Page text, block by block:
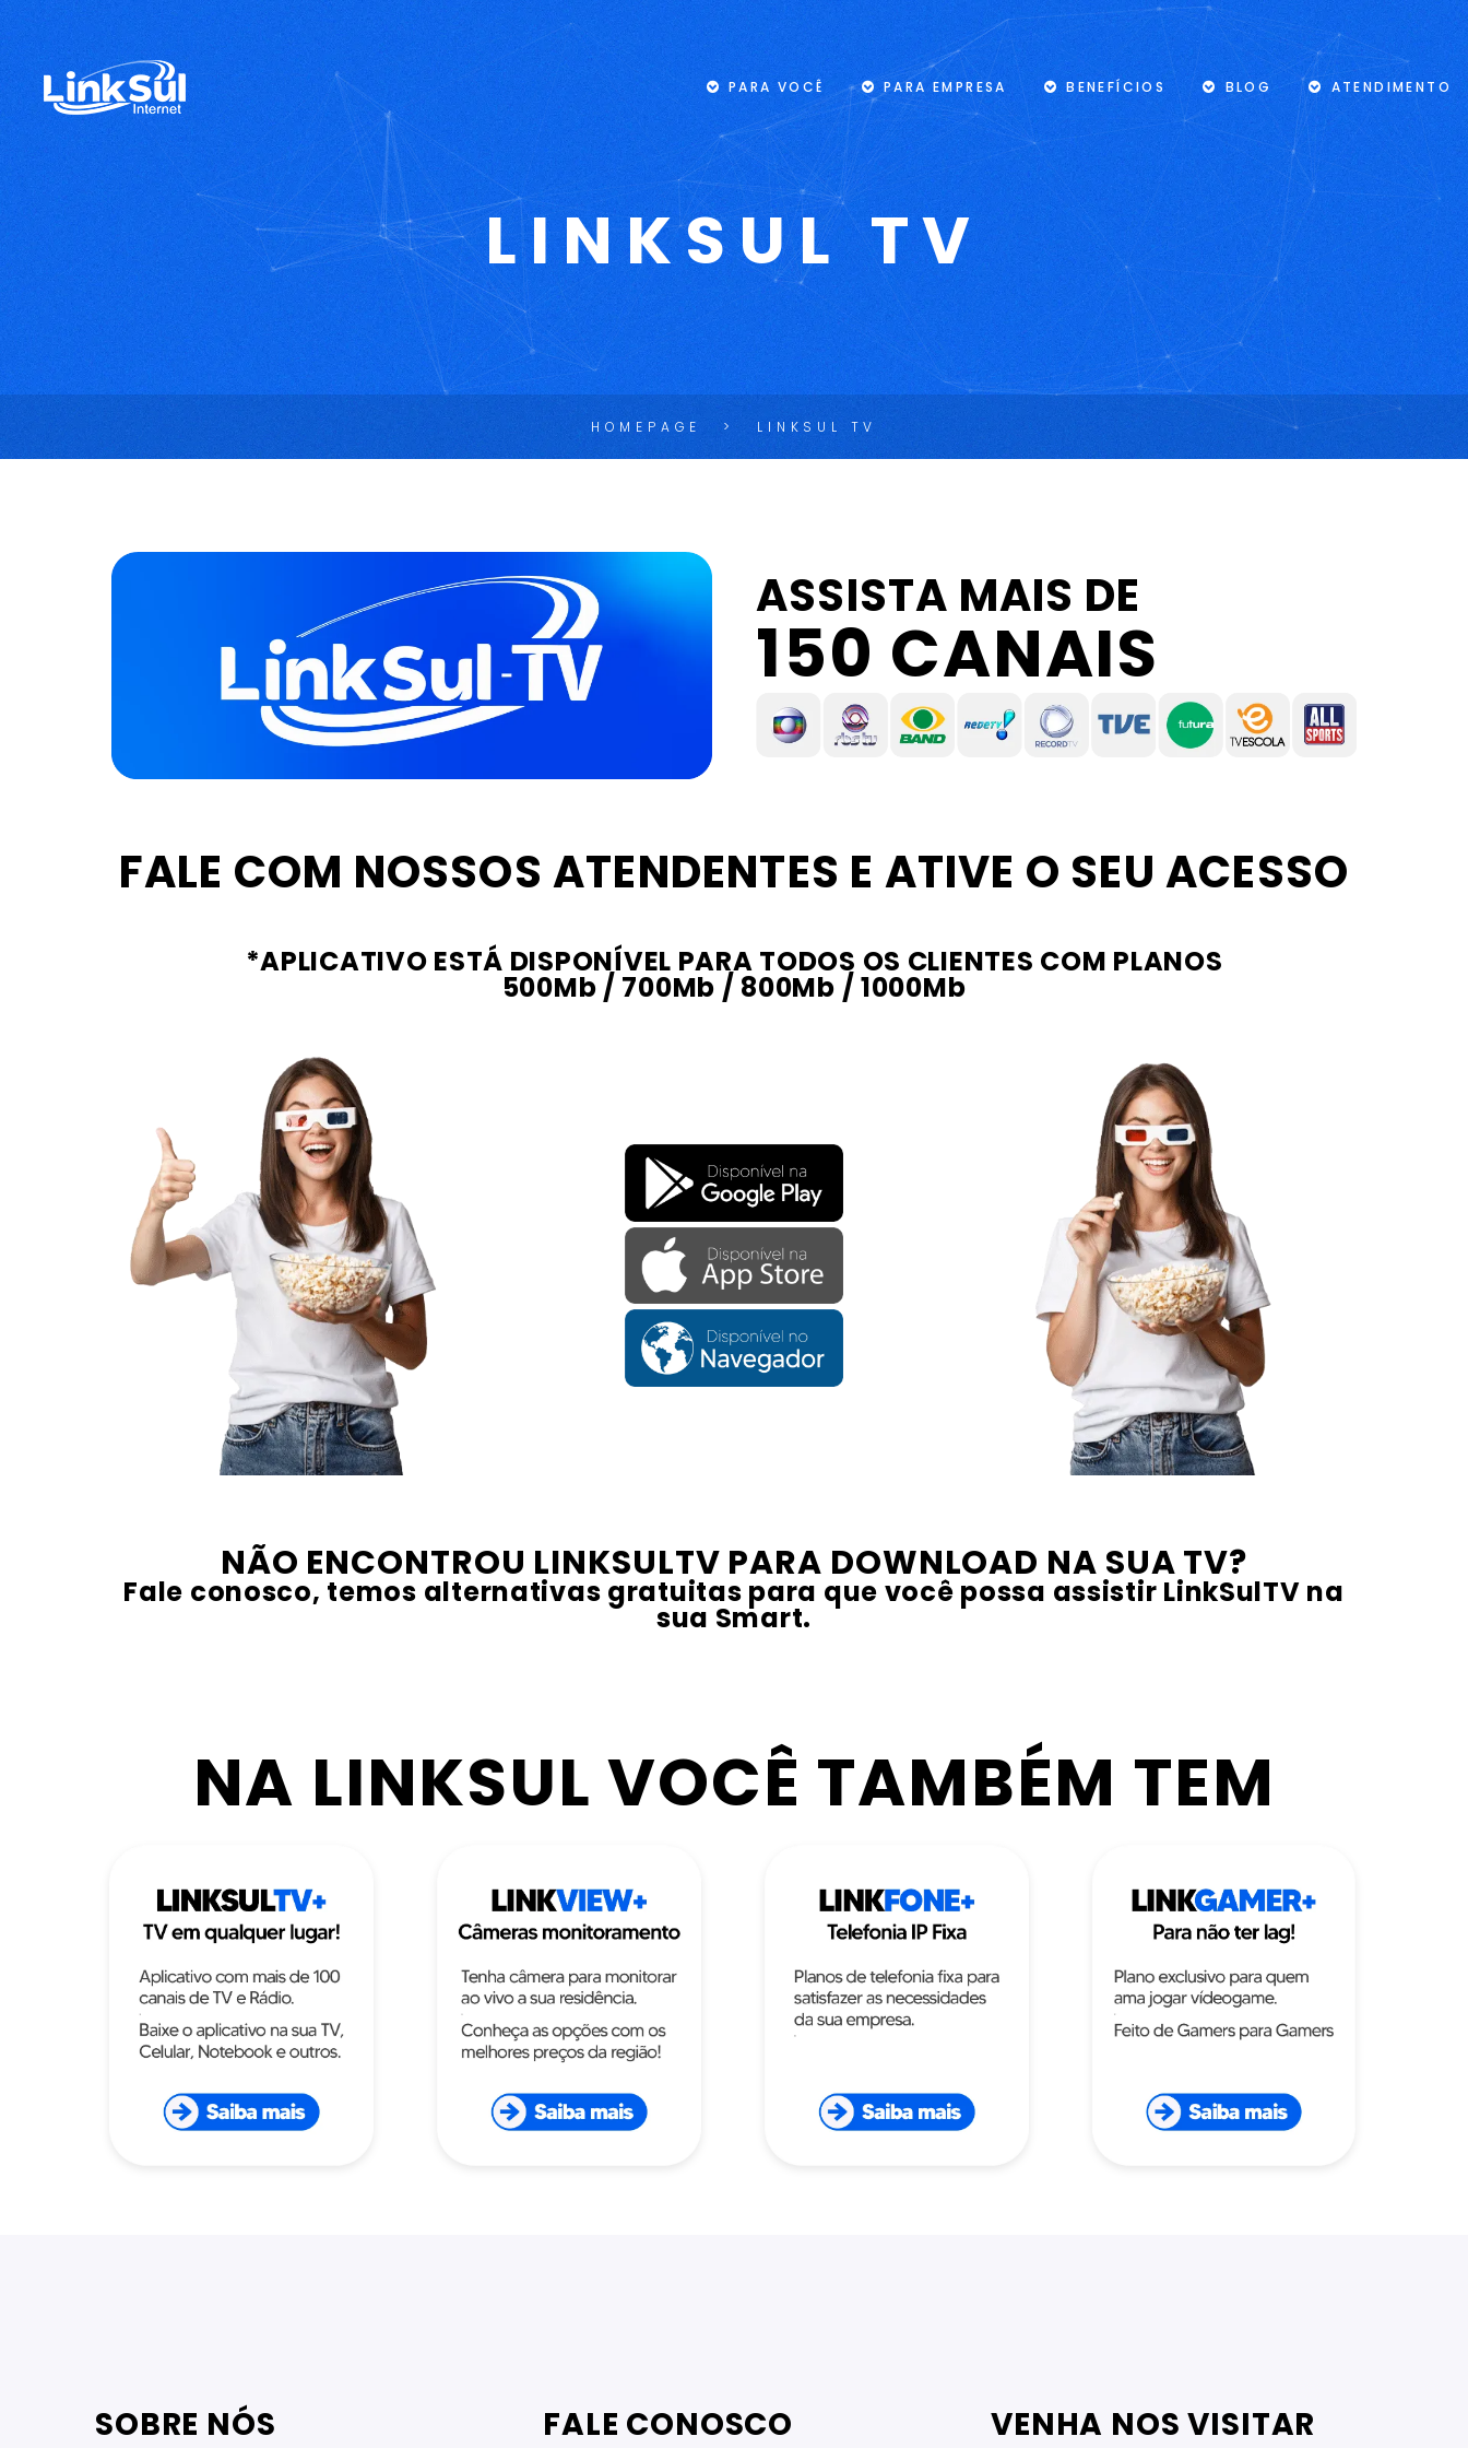
PARA VOCÊ PARA EMPRESA BENEFÍCIOS BLOG ATENDIMENTO
LINKSUL TV
HOMEPAGE LINKSUL TV
ASSISTA MAIS DE
150 CANAIS
FALE COM NOSSOS ATENDENTES E ATIVE O SEU ACESSO
*APLICATIVO ESTÁ DISPONÍVEL PARA TODOS OS CLIENTES COM PLANOS
500Mb / 700Mb / 800Mb / 1000Mb
NÃO ENCONTROU LINKSULTV PARA DOWNLOAD NA SUA TV?
Fale conosco, temos alternativas gratuitas para que você possa assistir LinkSulTV na
sua Smart.
NA LINKSUL VOCÊ TAMBÉM TEM
SOBRE NÓS FALE CONOSCO VENHA NOS VISITAR